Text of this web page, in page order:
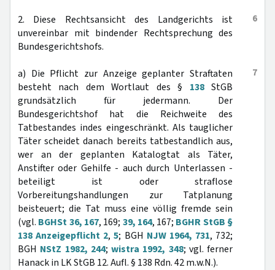
6
2. Diese Rechtsansicht des Landgerichts ist
unvereinbar mit bindender Rechtsprechung des
Bundesgerichtshofs.
7
a) Die Pflicht zur Anzeige geplanter Straftaten
besteht nach dem Wortlaut des § 138StGB
grundsätzlich für jedermann. Der
Bundesgerichtshof hat die Reichweite des
Tatbestandes indes eingeschränkt. Als tauglicher
Täter scheidet danach bereits tatbestandlich aus,
wer an der geplanten Katalogtat als Täter,
Anstifter oder Gehilfe - auch durch Unterlassen -
beteiligt ist oder straflose
Vorbereitungshandlungen zur Tatplanung
beisteuert; die Tat muss eine völlig fremde sein
(vgl. BGHSt 36, 167, 169; 39, 164, 167; BGHR StGB §
138 Anzeigepflicht 2,5; BGH NJW 1964, 731, 732;
BGH NStZ 1982, 244; wistra 1992, 348; vgl. ferner
Hanack in LK StGB 12. Aufl. § 138 Rdn. 42 m.w.N.).